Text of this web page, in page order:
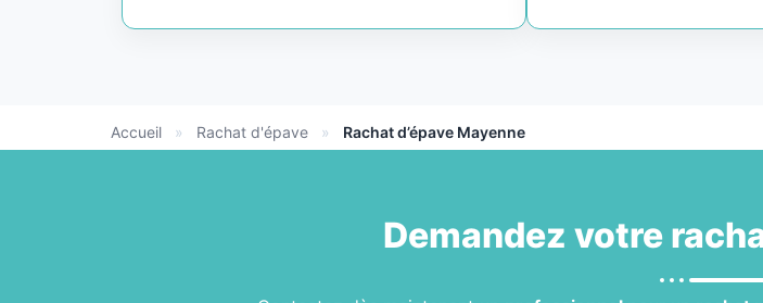
Accueil » Rachat d'épave » Rachat d’épave Mayenne
Demandez votre